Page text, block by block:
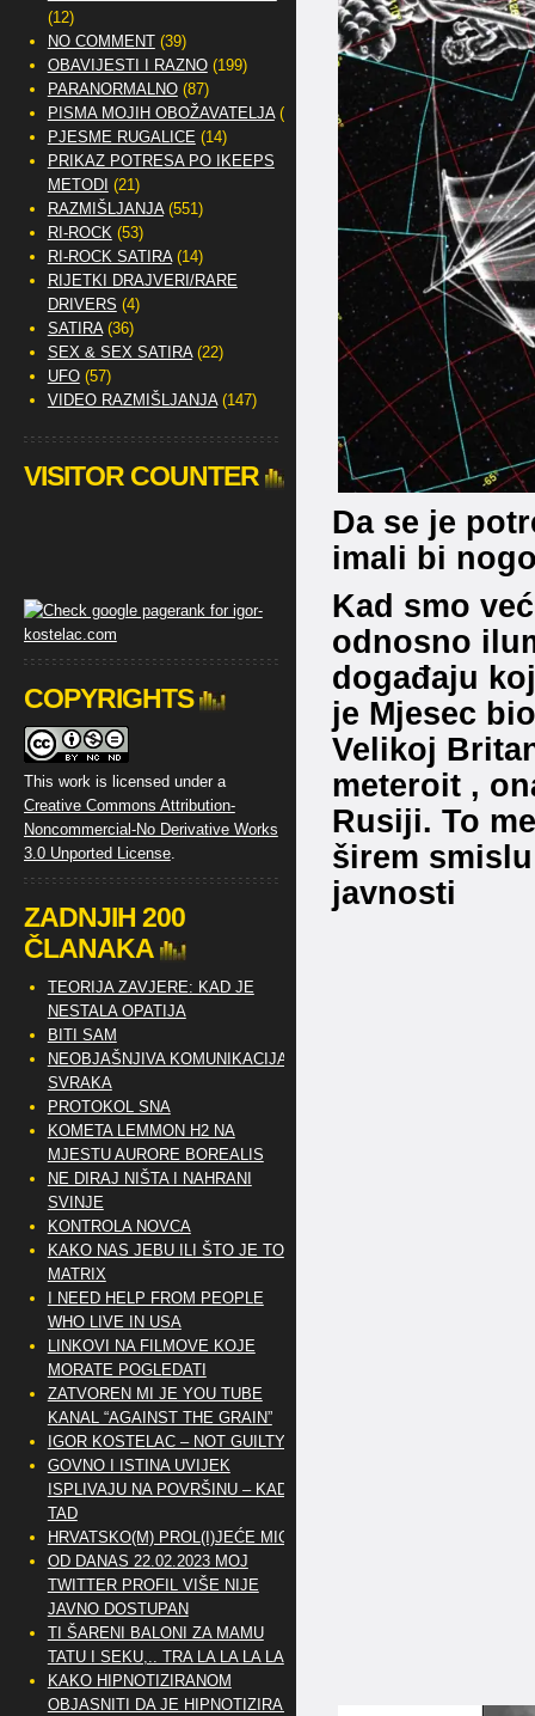
Da se je
imali bi
Kad smo
odnosno
događaju
je Mjesec
Velikoj
meteroit ,
Rusiji. To
širem
javnosti
(12)
NO COMMENT(39)
OBAVIJESTI I RAZNO(199)
PARANORMALNO(87)
PISMA MOJIH OBOŽAVATELJA(2)
PJESME RUGALICE (14)
PRIKAZ POTRESA PO IKEEPS
METODI (21)
RAZMIŠLJANJA(551)
RI-ROCK(53)
RI-ROCK SATIRA(14)
RIJETKI DRAJVERI/RARE
DRIVERS (4)
SATIRA(36)
SEX & SEX SATIRA(22)
UFO(57)
VIDEO RAZMIŠLJANJA(147)
VISITOR COUNTER
COPYRIGHTS
This work is licensed under a
Creative Commons Attribution-
Noncommercial-No Derivative Works
3.0 Unported License.
ZADNJIH 200
ČLANAKA
TEORIJA ZAVJERE: KAD JE
NESTALA OPATIJA
BITI SAM
NEOBJAŠNJIVA KOMUNIKACIJA
SVRAKA
PROTOKOL SNA
KOMETA LEMMON H2 NA
MJESTU AURORE BOREALIS
NE DIRAJ NIŠTA I NAHRANI
SVINJE
KONTROLA NOVCA
KAKO NAS JEBU ILI ŠTO JE TO
MATRIX
I NEED HELP FROM PEOPLE
WHO LIVE IN USA
LINKOVI NA FILMOVE KOJE
MORATE POGLEDATI
ZATVOREN MI JE YOU TUBE
KANAL “AGAINST THE GRAIN”
IGOR KOSTELAC – NOT GUILTY
GOVNO I ISTINA UVIJEK
ISPLIVAJU NA POVRŠINU – KAD
TAD
HRVATSKO(M) PROL(I)JEĆE MIG
OD DANAS 22.02.2023 MOJ
TWITTER PROFIL VIŠE NIJE
JAVNO DOSTUPAN
TI ŠARENI BALONI ZA MAMU
TATU I SEKU,.. TRA LA LA LA LA
KAKO HIPNOTIZIRANOM
OBJASNITI DA JE HIPNOTIZIRAN